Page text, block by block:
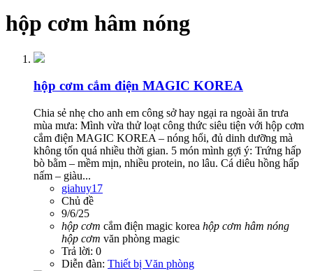
hộp cơm hâm nóng
hộp cơm cắm điện MAGIC KOREA
Chia sẻ nhẹ cho anh em công sở hay ngại ra ngoài ăn trưa
mùa mưa: Mình vừa thử loạt công thức siêu tiện với hộp cơm
cắm điện MAGIC KOREA – nóng hổi, đủ dinh dưỡng mà
không tốn quá nhiều thời gian. 5 món mình gợi ý: Trứng hấp
bò bằm – mềm mịn, nhiều protein, no lâu. Cá diêu hồng hấp
nấm – giàu...
giahuy17
Chủ đề
9/6/25
hộp cơm cắm điện magic korea hộp cơm hâm nóng
hộp cơm văn phòng magic
Trả lời: 0
Diễn đàn: Thiết bị Văn phòng